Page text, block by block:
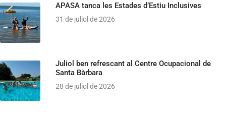
APASA tanca les Estades d’Estiu Inclusives
31 de juliol de 2026
Juliol ben refrescant al Centre Ocupacional de
Santa Bàrbara
28 de juliol de 2026